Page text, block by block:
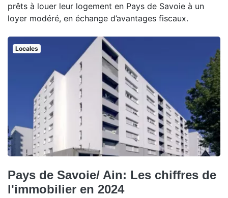
prêts à louer leur logement en Pays de Savoie à un
loyer modéré, en échange d’avantages fiscaux.
Locales
Pays de Savoie/ Ain: Les chiffres de
l'immobilier en 2024